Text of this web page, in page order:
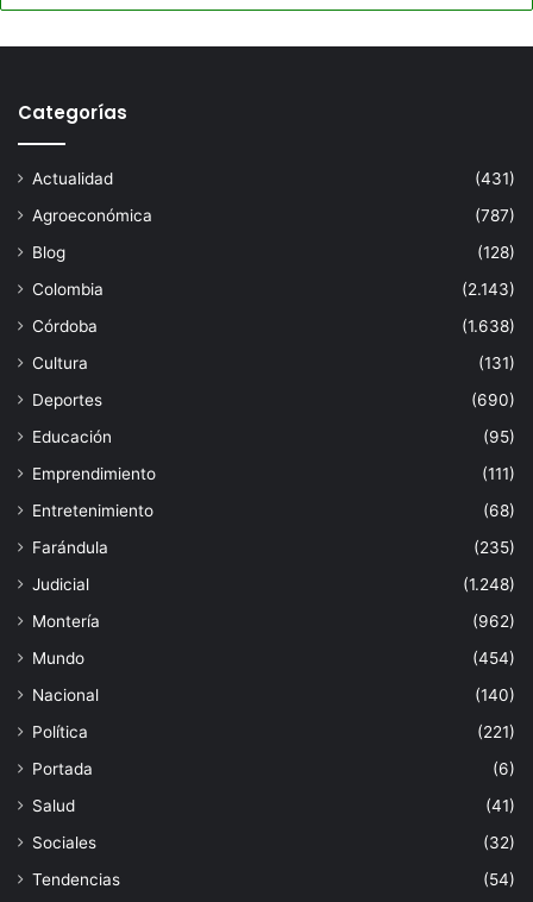
Categorías
Actualidad
(431)
Agroeconómica
(787)
Blog
(128)
Colombia
(2.143)
Córdoba
(1.638)
Cultura
(131)
Deportes
(690)
Educación
(95)
Emprendimiento
(111)
Entretenimiento
(68)
Farándula
(235)
Judicial
(1.248)
Montería
(962)
Mundo
(454)
Nacional
(140)
Política
(221)
Portada
(6)
Salud
(41)
Sociales
(32)
Tendencias
(54)